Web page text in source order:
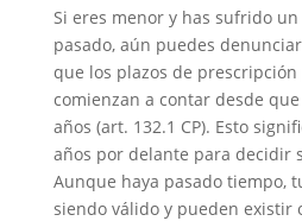
Si eres menor y has sufrido
pasado, aún puedes
que los plazos de
comienzan a contar desde
años (art. 132.1 CP). Esto
años por delante para decidir
Aunque haya pasado tiempo,
siendo válido y pueden existir